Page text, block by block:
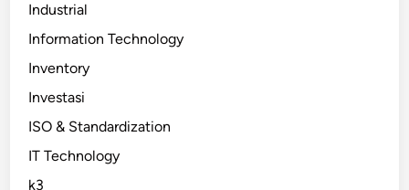
Industrial
Information Technology
Inventory
Investasi
ISO & Standardization
IT Technology
k3